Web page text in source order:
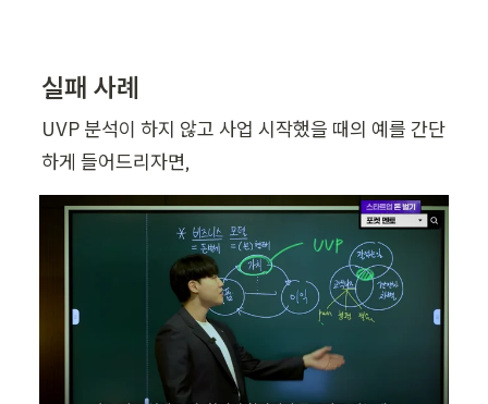
실패 사례
UVP 분석이 하지 않고 사업 시작했을 때의 예를 간단
하게 들어드리자면,